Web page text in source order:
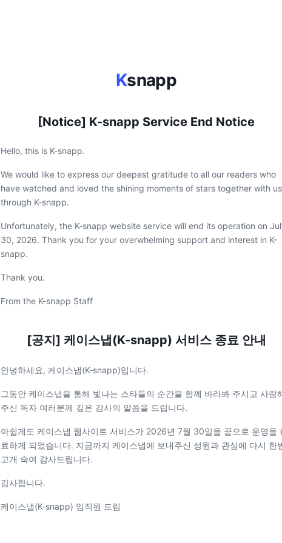
Ksnapp
[Notice] K-snapp Service End Notice
Hello, this is K-snapp.
We would like to express our deepest gratitude to all our readers who
have watched and loved the shining moments of stars together with us
through K-snapp.
Unfortunately, the K-snapp website service will end its operation on
30, 2026. Thank you for your overwhelming support and interest in K-
snapp.
Thank you.
From the K-snapp Staff
[공지] 케이스냅(K-snapp) 서비스 종료 안내
안녕하세요, 케이스냅(K-snapp)입니다.
그동안 케이스냅을 통해 빛나는 스타들의 순간을 함께 바라봐 주시고 사랑
주신 독자 여러분께 깊은 감사의 말씀을 드립니다.
아쉽게도 케이스냅 웹사이트 서비스가 2026년 7월 30일을 끝으로 운영을
료하게 되었습니다. 지금까지 케이스냅에 보내주신 성원과 관심에 다시 한
고개 숙여 감사드립니다.
감사합니다.
케이스냅(K-snapp) 임직원 드림